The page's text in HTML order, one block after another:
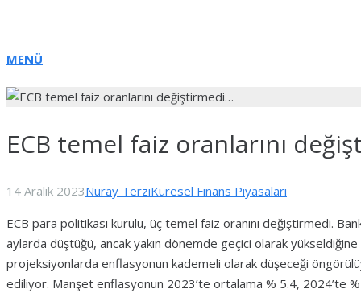
MENÜ
ECB temel faiz oranlarını
14 Aralık 2023Nuray TerziKüresel Finans Piyasaları
ECB para politikası kurulu, üç temel faiz oranını değiştirmedi.
aylarda düştüğü, ancak yakın dönemde geçici olarak
projeksiyonlarda enflasyonun kademeli olarak düşeceği
ediliyor. Manşet enflasyonun 2023’te ortalama % 5.4, 2024’te